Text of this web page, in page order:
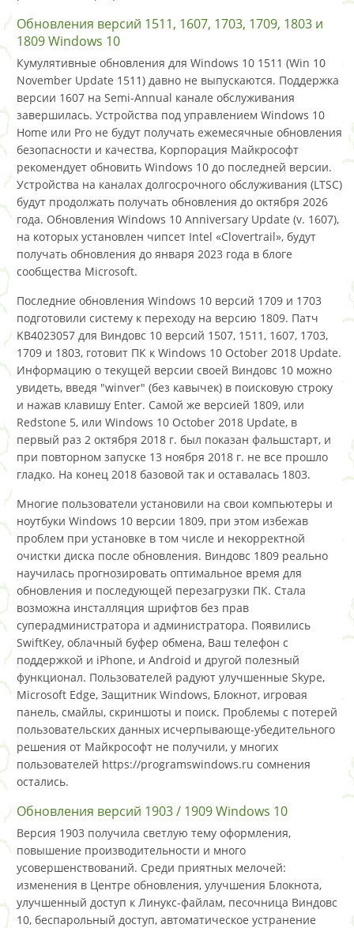
Обновления версий 1511, 1607, 1703, 1709, 1803 и
1809 Windows 10
Кумулятивные обновления для Windows 10 1511 (Win 10
November Update 1511) давно не выпускаются. Поддержка
версии 1607 на Semi-Annual канале обслуживания
завершилась. Устройства под управлением Windows 10
Home или Pro не будут получать ежемесячные обновления
безопасности и качества, Корпорация Майкрософт
рекомендует обновить Windows 10 до последней версии.
Устройства на каналах долгосрочного обслуживания (LTSC)
будут продолжать получать обновления до октября 2026
года. Обновления Windows 10 Anniversary Update (v. 1607),
на которых установлен чипсет Intel «Clovertrail», будут
получать обновления до января 2023 года в блоге
сообщества Microsoft.
Последние обновления Windows 10 версий 1709 и 1703
подготовили систему к переходу на версию 1809. Патч
KB4023057 для Виндовс 10 версий 1507, 1511, 1607, 1703,
1709 и 1803, готовит ПК к Windows 10 October 2018 Update.
Информацию о текущей версии своей Виндовс 10 можно
увидеть, введя "winver" (без кавычек) в поисковую строку
и нажав клавишу Enter. Самой же версией 1809, или
Redstone 5, или Windows 10 October 2018 Update, в
первый раз 2 октября 2018 г. был показан фальшстарт, и
при повторном запуске 13 ноября 2018 г. не все прошло
гладко. На конец 2018 базовой так и оставалась 1803.
Многие пользователи установили на свои компьютеры и
ноутбуки Windows 10 версии 1809, при этом избежав
проблем при установке в том числе и некорректной
очистки диска после обновления. Виндовс 1809 реально
научилась прогнозировать оптимальное время для
обновления и последующей перезагрузки ПК. Стала
возможна инсталляция шрифтов без прав
суперадминистратора и администратора. Появились
SwiftKey, облачный буфер обмена, Ваш телефон с
поддержкой и iPhone, и Android и другой полезный
функционал. Пользователей радуют улучшенные Skype,
Microsoft Edge, Защитник Windows, Блокнот, игровая
панель, смайлы, скриншоты и поиск. Проблемы с потерей
пользовательских данных исчерпывающе-убедительного
решения от Майкрософт не получили, у многих
пользователей https://programswindows.ru сомнения
остались.
Обновления версий 1903 / 1909 Windows 10
Версия 1903 получила светлую тему оформления,
повышение производительности и много
усовершенствований. Среди приятных мелочей:
изменения в Центре обновления, улучшения Блокнота,
улучшенный доступ к Линукс-файлам, песочница Виндовс
10, беспарольный доступ, автоматическое устранение